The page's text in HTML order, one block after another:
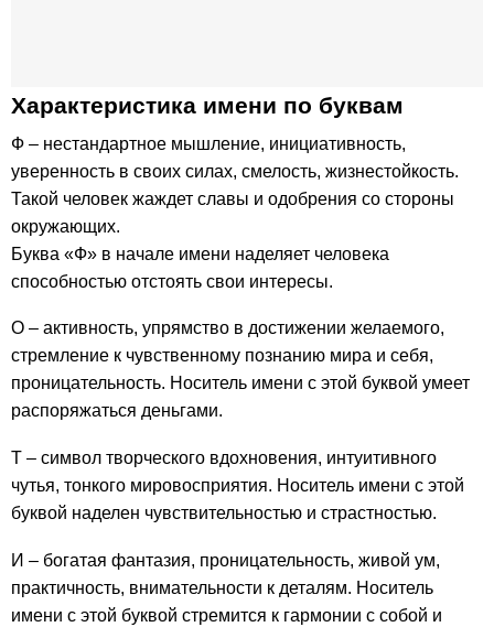
Характеристика имени по буквам
Ф – нестандартное мышление, инициативность,
уверенность в своих силах, смелость, жизнестойкость.
Такой человек жаждет славы и одобрения со стороны
окружающих.
Буква «Ф» в начале имени наделяет человека
способностью отстоять свои интересы.
О – активность, упрямство в достижении желаемого,
стремление к чувственному познанию мира и себя,
проницательность. Носитель имени с этой буквой умеет
распоряжаться деньгами.
Т – символ творческого вдохновения, интуитивного
чутья, тонкого мировосприятия. Носитель имени с этой
буквой наделен чувствительностью и страстностью.
И – богатая фантазия, проницательность, живой ум,
практичность, внимательности к деталям. Носитель
имени с этой буквой стремится к гармонии с собой и